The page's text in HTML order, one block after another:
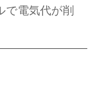
電気代が削